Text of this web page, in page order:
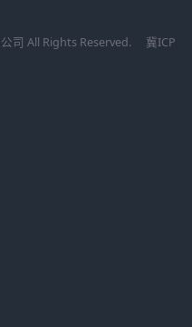
司 All Rights Reserved.
冀ICP